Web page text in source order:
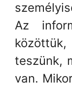
Az
teszünk,
van.